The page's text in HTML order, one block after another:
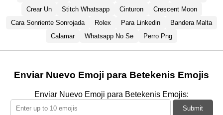
Crear Un
Stitch Whatsapp Cinturon
Crescent Moon
Cara Sonriente Sonrojada
Rolex Para Linkedin
Bandera Malta
Calamar
Whatsapp No Se Perro Png
Enviar Nuevo Emoji para Betekenis Emojis
Enviar Nuevo Emoji para Betekenis Emojis:
Submit